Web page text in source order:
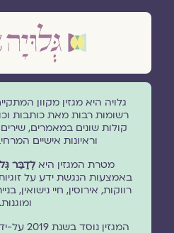
גלויה היא מגזין מקוון
רשומות רבות מאת כותבות
קולות שונים במאמרים,
וראיונות אישיים
מטרת המגזין היאלְדַבֵּר
באמצעות הנגשת ידע על
רווקות, אירוסין, חיי נישואין,
ומוגנוּת.
המגזין נוסד